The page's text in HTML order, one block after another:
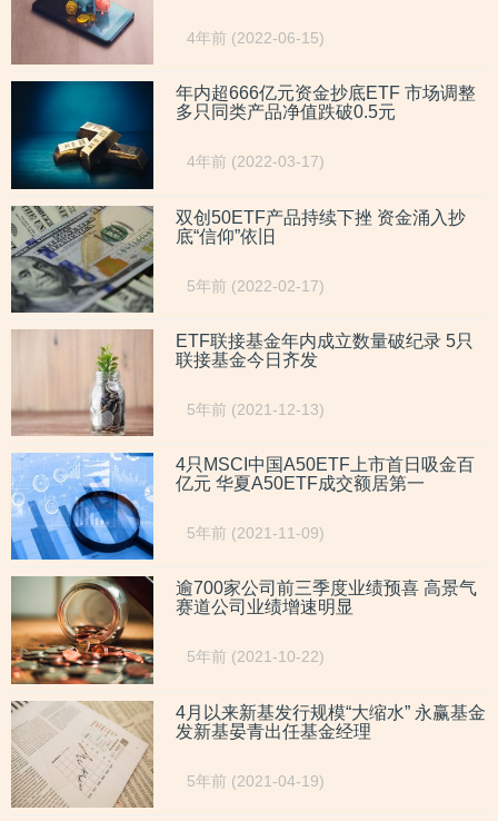
4年前 (2022-06-15)
年内超666亿元资金抄底ETF 市场调整
多只同类产品净值跌破0.5元
4年前 (2022-03-17)
双创50ETF产品持续下挫 资金涌入抄
底“信仰”依旧
5年前 (2022-02-17)
ETF联接基金年内成立数量破纪录 5只
联接基金今日齐发
5年前 (2021-12-13)
4只MSCI中国A50ETF上市首日吸金百
亿元 华夏A50ETF成交额居第一
5年前 (2021-11-09)
逾700家公司前三季度业绩预喜 高景气
赛道公司业绩增速明显
5年前 (2021-10-22)
4月以来新基发行规模“大缩水” 永赢基金
发新基晏青出任基金经理
5年前 (2021-04-19)